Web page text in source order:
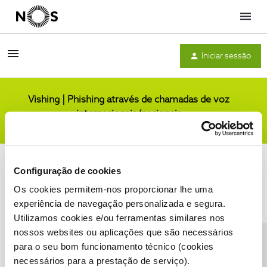
Configuração de cookies
Os cookies permitem-nos proporcionar lhe uma
experiência de navegação personalizada e segura.
Utilizamos cookies e/ou ferramentas similares nos
nossos websites ou aplicações que são necessários
para o seu bom funcionamento técnico (cookies
necessários para a prestação de serviço).
Menu
Iniciar sessão
Vishing | Phishing através de chamadas de voz
internacionais/nacionais
Condições do Fórum NOS Accessibility statement